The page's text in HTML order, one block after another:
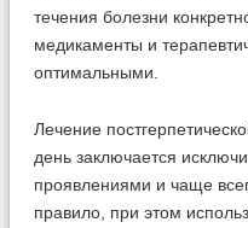
течения болезни
медикаменты и
оптимальными.
Лечение
день заключается
проявлениями и чаще
правило, при этом